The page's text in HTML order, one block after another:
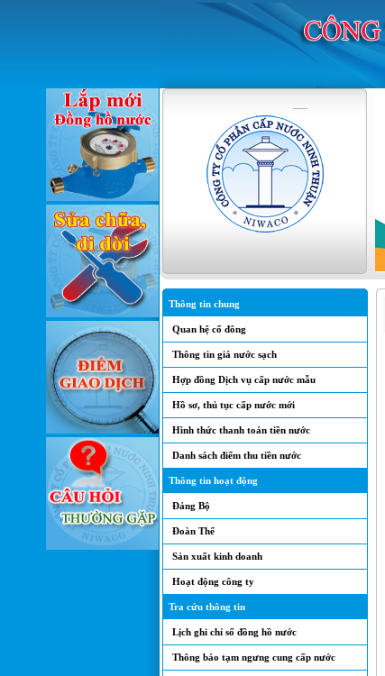
Thông tin chung
Quan hệ cổ đông
Thông tin giá nước sạch
Hợp đồng Dịch vụ cấp nước mẫu
Hồ sơ, thủ tục cấp nước mới
Hình thức thanh toán tiền nước
Danh sách điểm thu tiền nước
Thông tin hoạt động
Đảng Bộ
Đoàn Thể
Sản xuất kinh doanh
Hoạt động công ty
Tra cứu thông tin
Lịch ghi chỉ số đồng hồ nước
Thông báo tạm ngưng cung cấp nước